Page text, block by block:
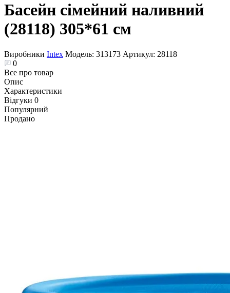
Басейн сімейний наливний
(28118) 305*61 см
Виробники Intex Модель: 313173 Артикул: 28118
0
Все про товар
Опис
Характеристики
Відгуки 0
Популярний
Продано